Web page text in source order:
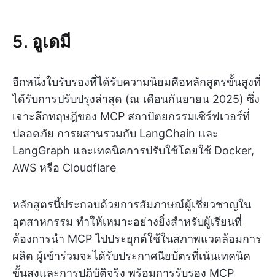
5. อูเดมี
อีกหนึ่งใบรับรองที่ได้รับความนิยมคือหลักสูตรขั้นสูงที่
ได้รับการปรับปรุงล่าสุด (ณ เดือนกันยายน 2025) ซึ่ง
เจาะลึกทฤษฎีของ MCP สถาปัตยกรรมเซิร์ฟเวอร์ที่
ปลอดภัย การผสานรวมกับ LangChain และ
LangGraph และเทคนิคการปรับใช้โดยใช้ Docker,
AWS หรือ Cloudflare
หลักสูตรนี้ประกอบด้วยการสัมภาษณ์ผู้เชี่ยวชาญใน
อุตสาหกรรม ทำให้เหมาะอย่างยิ่งสำหรับผู้เรียนที่
ต้องการนำ MCP ไปประยุกต์ใช้ในสภาพแวดล้อมการ
ผลิต ผู้เข้าร่วมจะได้รับประกาศนียบัตรที่เน้นเทคนิค
ขั้นสูงและการปฏิบัติจริง พร้อมการรับรอง MCP